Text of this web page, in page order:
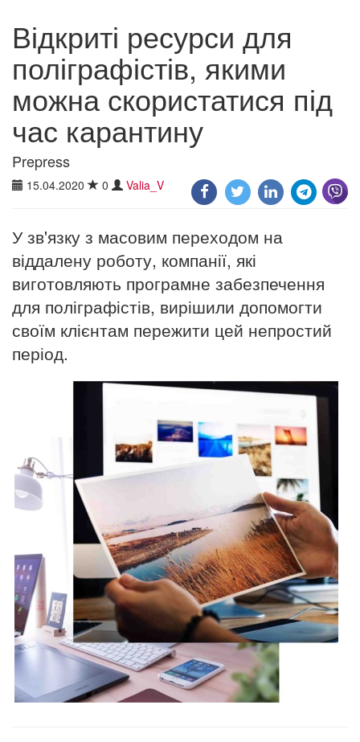
Відкриті ресурси для
поліграфістів, якими
можна скористатися під
час карантину
Prepress
15.04.2020 0 Valia_V
У зв'язку з масовим переходом на
віддалену роботу, компанії, які
виготовляють програмне забезпечення
для поліграфістів, вирішили допомогти
своїм клієнтам пережити цей непростий
період.